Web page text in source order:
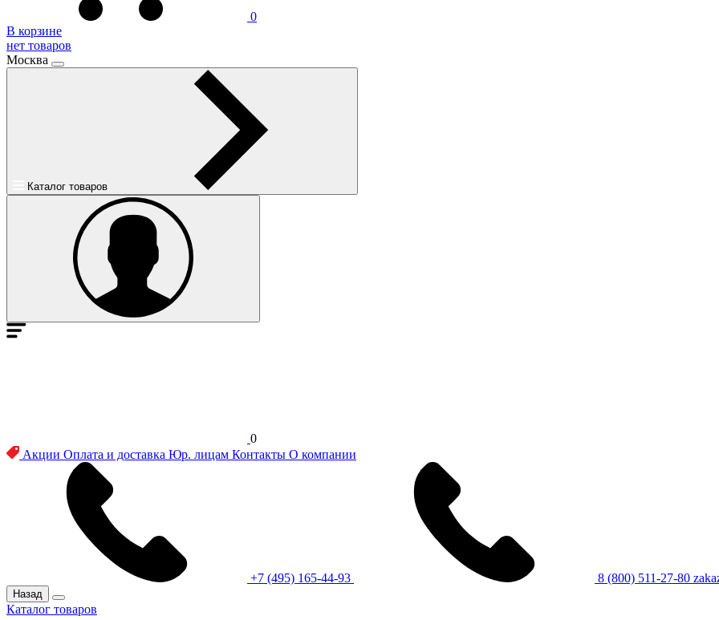
0
В корзине
нет товаров
Москва
Каталог товаров
0
Акции Оплата и доставка Юр. лицам Контакты О компании
+7 (495) 165-44-93 8 (800) 511-27-80
Назад
Каталог товаров